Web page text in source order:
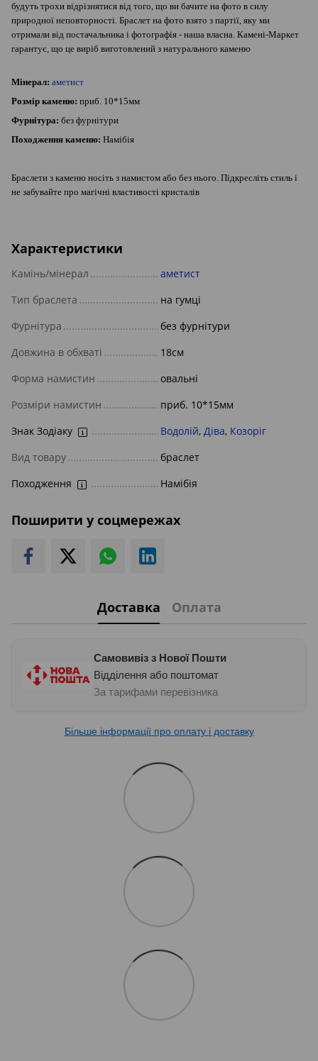
будуть трохи відрізнятися від того, що ви бачите на фото в силу
природної неповторності. Браслет на фото взято з партії, яку ми
отримали від постачальника і фотографія - наша власна. Камені-Маркет
гарантує, що це виріб виготовлений з натурального каменю
Мінерал: аметист
Розмір каменю: приб. 10*15мм
Фурнітура: без фурнітури
Походження каменю: Намібія
Браслети з каменю носіть з намистом або без нього. Підкресліть стиль і
не забувайте про магічні властивості кристалів
Характеристики
Камінь/мінерал
аметист
Тип браслета
на гумці
Фурнітура
без фурнітури
Довжина в обхваті
18см
Форма намистин
овальні
Розміри намистин
приб. 10*15мм
Знак Зодіаку
Водолій, Діва, Козоріг
Вид товару
браслет
Походження
Намібія
Поширити у соцмережах
Доставка Оплата
Самовивіз з Нової Пошти
Відділення або поштомат
За тарифами перевізника
Більше інформації про оплату і доставку